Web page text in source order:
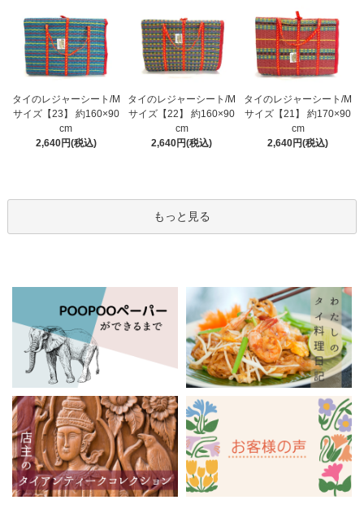
タイのレジャーシート/M
サイズ【23】 約160×90
cm
2,640円(税込)
タイのレジャーシート/M
サイズ【22】 約160×90
cm
2,640円(税込)
タイのレジャーシート/M
サイズ【21】 約170×90
cm
2,640円(税込)
もっと見る